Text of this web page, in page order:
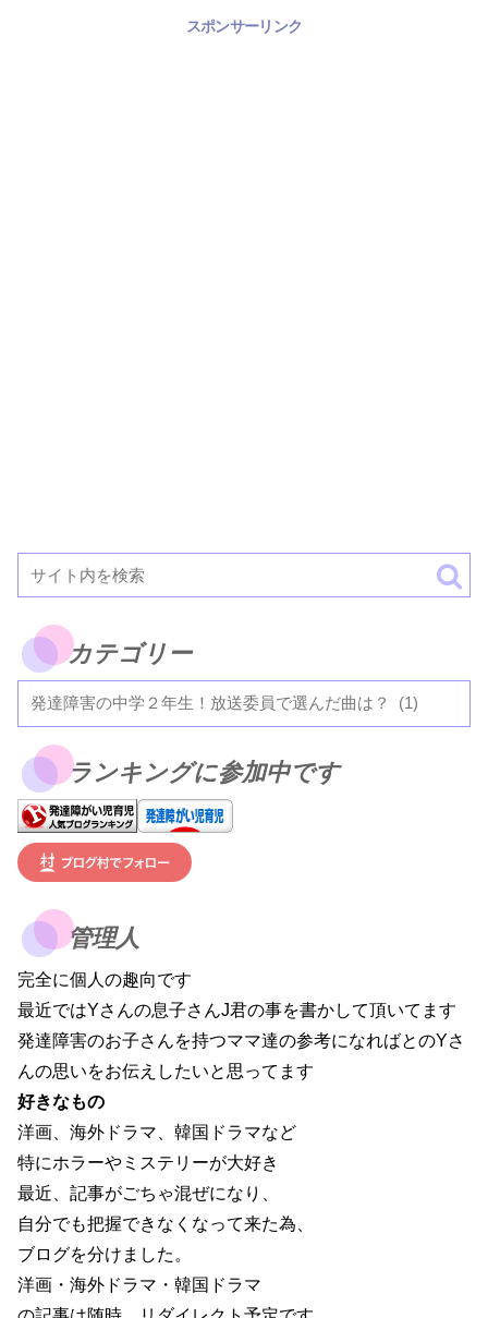
スポンサーリンク
カテゴリー
ランキングに参加中です
管理人
完全に個人の趣向です
最近ではYさんの息子さんJ君の事を書かして頂いてます
発達障害のお子さんを持つママ達の参考になればとのYさ
んの思いをお伝えしたいと思ってます
好きなもの
洋画、海外ドラマ、韓国ドラマなど
特にホラーやミステリーが大好き
最近、記事がごちゃ混ぜになり、
自分でも把握できなくなって来た為、
ブログを分けました。
洋画・海外ドラマ・韓国ドラマ